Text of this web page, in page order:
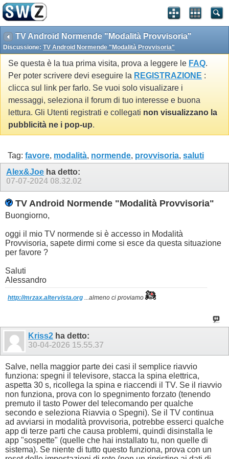
TV Android Normende "Modalità Provvisoria"
Discussione: TV Android Normende "Modalità Provvisoria"
Se questa è la tua prima visita, prova a leggere le FAQ.
Per poter scrivere devi eseguire la REGISTRAZIONE :
clicca sul link per farlo. Se vuoi solo visualizare i
messaggi, seleziona il forum di tuo interesse e buona
lettura. Gli Utenti registrati e collegati non visualizzano la
pubblicità ne i pop-up.
Tag: favore, modalità, normende, provvisoria, saluti
Alex&Joe ha detto:
07-07-2024 08.32.02
TV Android Normende "Modalità Provvisoria"
Buongiorno,
oggi il mio TV normende si è accesso in Modalità
Provvisoria, sapete dirmi come si esce da questa situazione
per favore ?
Saluti
Alessandro
http://mrzax.altervista.org ...almeno ci proviamo
Kriss2 ha detto:
30-04-2026 15.55.37
Salve, nella maggior parte dei casi il semplice riavvio
funziona: spegni il televisore, stacca la spina elettrica,
aspetta 30 s, ricollega la spina e riaccendi il TV. Se il riavvio
non funziona, prova con lo spegnimento forzato (tenendo
premuto il tasto Power del telecomando per qualche
secondo e seleziona Riavvia o Spegni). Se il TV continua
ad avviarsi in modalità provvisoria, potrebbe esserci qualche
app di terze parti che causa problemi, quindi disinstalla le
app "sospette" (quelle che hai installato tu, non quelle di
sistema). Se niente di tutto questo funziona, prova con un